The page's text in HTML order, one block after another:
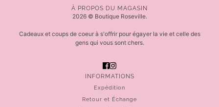
À PROPOS DU MAGASIN
2026 © Boutique Roseville.
Cadeaux et coups de coeur à s'offrir pour égayer la vie et celle des
gens qui vous sont chers.
INFORMATIONS
Expédition
Retour et Échange